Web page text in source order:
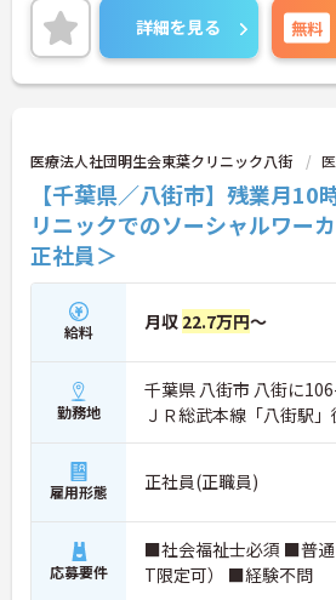
もしやすいです。
ご興味のある方は担当アドバイザーまでお
せ下さい。
詳細を見る 無料
医療法人社団明生会東葉クリニック八街
【千葉県／八街市】残業月
リニックでのソーシャルワー
正社員＞
給料 月収 22.7万円～
勤務地
千葉県 八街市 八街に
ＪＲ総武本線「八街駅
雇用形態 正社員(正職員)
応募要件
■社会福祉士必須 ■普
T限定可） ■経験不問